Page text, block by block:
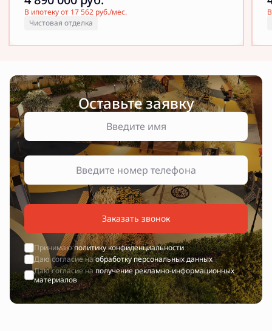
В ипотеку от 17 562 руб./мес.
Чистовая отделка
Оставьте заявку
Заказать звонок
Принимаюполитику конфиденциальности
Даю согласие наобработку персональных данных
Даю согласие наполучение рекламно-информационных
материалов